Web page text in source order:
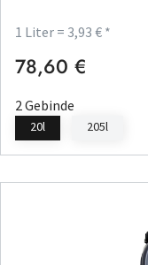
1 Liter = 3,93 € *
Regulärer Preis:
78,60 €
2 Gebinde
20l 205l